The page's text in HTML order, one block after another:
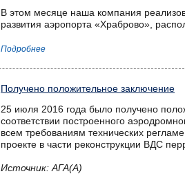
В этом месяце наша компания
развития аэропорта «Храброво»,
Подробнее
Получено положительное заключение
25 июля 2016 года было получено
соответствии построенного
всем требованиям технических
проекте в части реконструкции ВДС
Источник: АГА(А)